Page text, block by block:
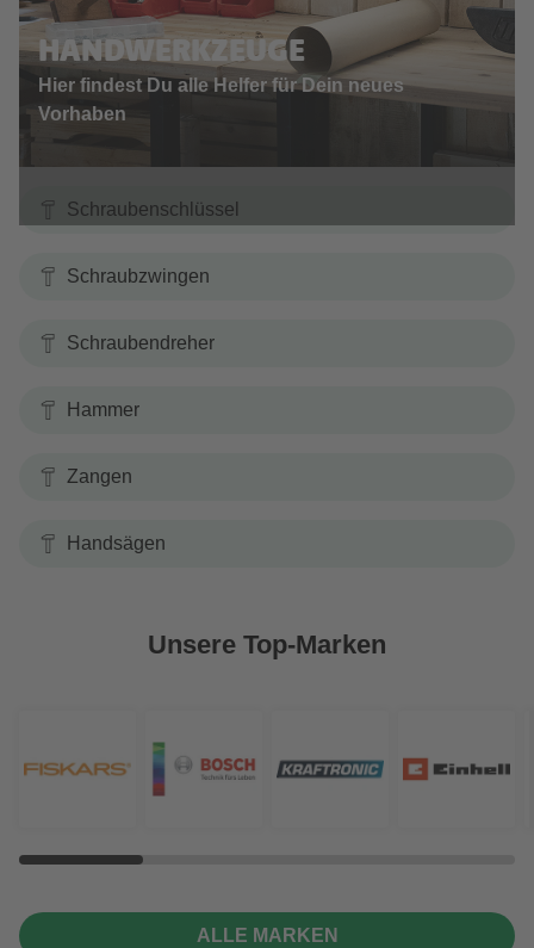
HANDWERKZEUGE
Hier findest Du alle Helfer für Dein neues
Vorhaben
Schraubenschlüssel
Schraubzwingen
Schraubendreher
Hammer
Zangen
Handsägen
Unsere Top-Marken
ALLE MARKEN